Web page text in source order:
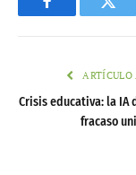
Facebook
ARTÍCULO
Crisis educativa: la IA
fracaso